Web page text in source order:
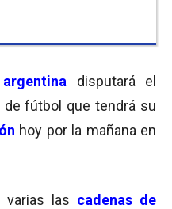
disputará el
fútbol que tendrá su
hoy por la mañana en
varias las cadenas de